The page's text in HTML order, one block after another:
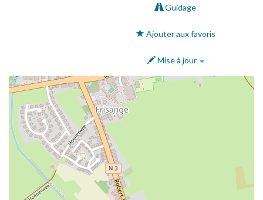
Guidage
Ajouter aux favoris
Mise à jour